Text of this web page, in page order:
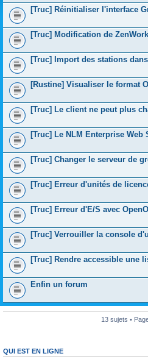
[Truc] Réinitialiser l'interface
[Truc] Modification de
[Truc] Import des stations
[Rustine] Visualiser le format
[Truc] Le client ne peut plus
[Truc] Le NLM Enterprise Web
[Truc] Changer le serveur de
[Truc] Erreur d'unités de
[Truc] Erreur d'E/S avec
[Truc] Verrouiller la console
[Truc] Rendre accessible une
Enfin un forum
13 sujets •
QUI EST EN LIGNE